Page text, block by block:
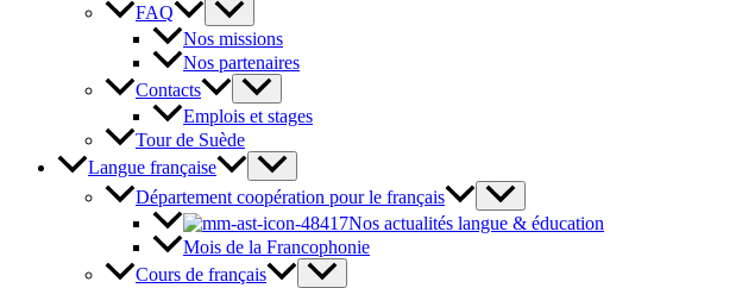
FAQ
Nos missions
Nos partenaires
Contacts
Emplois et stages
Tour de Suède
Langue française
Département coopération pour le français
Nos actualités langue & éducation
Mois de la Francophonie
Cours de français